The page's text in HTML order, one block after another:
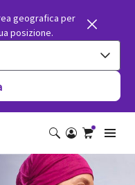
geografica per
posizione.